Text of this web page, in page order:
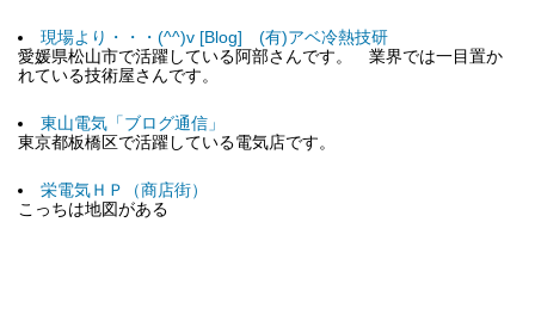
現場より・・・(^^)v [Blog] (有)アベ冷熱技研
愛媛県松山市で活躍している阿部さんです。 業界では一目置か
れている技術屋さんです。
東山電気「ブログ通信」
東京都板橋区で活躍している電気店です。
栄電気ＨＰ（商店街）
こっちは地図がある